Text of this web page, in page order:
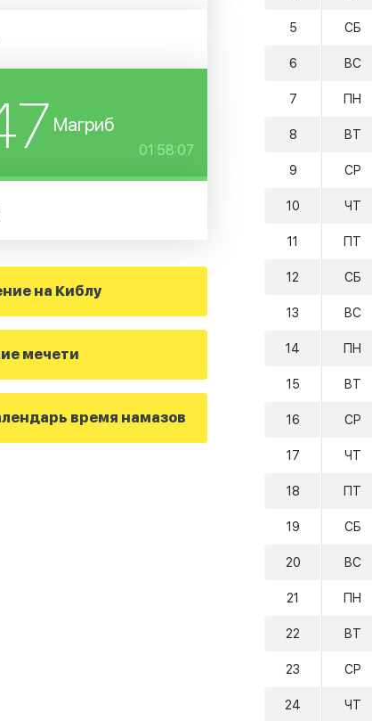
Магриб
01:58:07
на Киблу
мечети
время намазов
5 СБ
6 ВС
7 ПН
8 ВТ
9 СР
10 ЧТ
11 ПТ
12 СБ
13 ВС
14 ПН
15 ВТ
16 СР
17 ЧТ
18 ПТ
19 СБ
20 ВС
21 ПН
22 ВТ
23 СР
24 ЧТ